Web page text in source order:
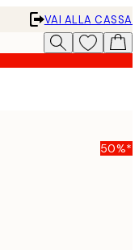
VAI ALLA CASSA
50%*